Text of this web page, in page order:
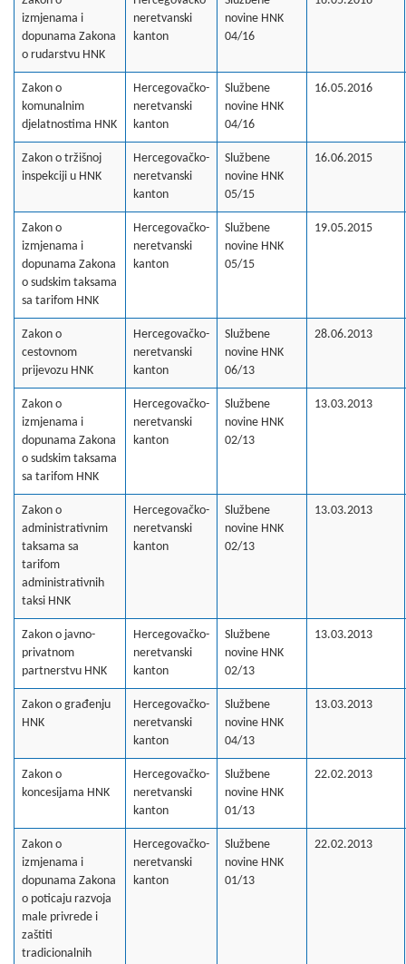
izmjenama i
dopunama Zakona
o rudarstvu HNK
neretvanski
kanton
novine HNK
04/16
Zakon o
komunalnim
djelatnostima HNK
Hercegovačko-
neretvanski
kanton
Službene
novine HNK
04/16
16.05.2016
Zakon o tržišnoj
inspekciji u HNK
Hercegovačko-
neretvanski
kanton
Službene
novine HNK
05/15
16.06.2015
Zakon o
izmjenama i
dopunama Zakona
o sudskim taksama
sa tarifom HNK
Hercegovačko-
neretvanski
kanton
Službene
novine HNK
05/15
19.05.2015
Zakon o
cestovnom
prijevozu HNK
Hercegovačko-
neretvanski
kanton
Službene
novine HNK
06/13
28.06.2013
Zakon o
izmjenama i
dopunama Zakona
o sudskim taksama
sa tarifom HNK
Hercegovačko-
neretvanski
kanton
Službene
novine HNK
02/13
13.03.2013
Zakon o
administrativnim
taksama sa
tarifom
administrativnih
taksi HNK
Hercegovačko-
neretvanski
kanton
Službene
novine HNK
02/13
13.03.2013
Zakon o javno-
privatnom
partnerstvu HNK
Hercegovačko-
neretvanski
kanton
Službene
novine HNK
02/13
13.03.2013
Zakon o građenju
HNK
Hercegovačko-
neretvanski
kanton
Službene
novine HNK
04/13
13.03.2013
Zakon o
koncesijama HNK
Hercegovačko-
neretvanski
kanton
Službene
novine HNK
01/13
22.02.2013
Zakon o
izmjenama i
dopunama Zakona
o poticaju razvoja
male privrede i
zaštiti
tradicionalnih
Hercegovačko-
neretvanski
kanton
Službene
novine HNK
01/13
22.02.2013